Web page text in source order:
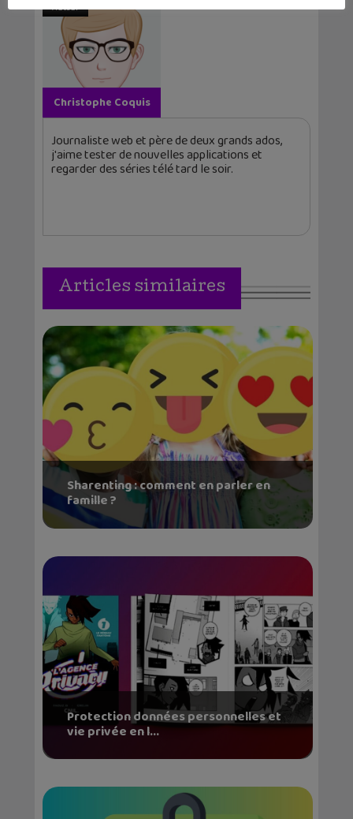
Auteur
Christophe Coquis
Journaliste web et père de deux grands ados,
j'aime tester de nouvelles applications et
regarder des séries télé tard le soir.
Articles similaires
Sharenting : comment en parler en
famille ?
Protection données personnelles et
vie privée en l...